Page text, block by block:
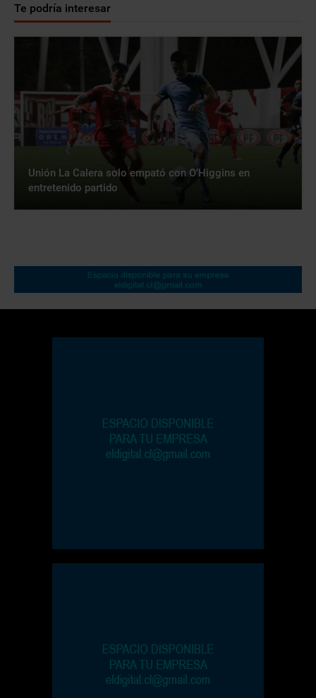
Te podría interesar
Unión La Calera solo empató con O’Higgins en
entretenido partido